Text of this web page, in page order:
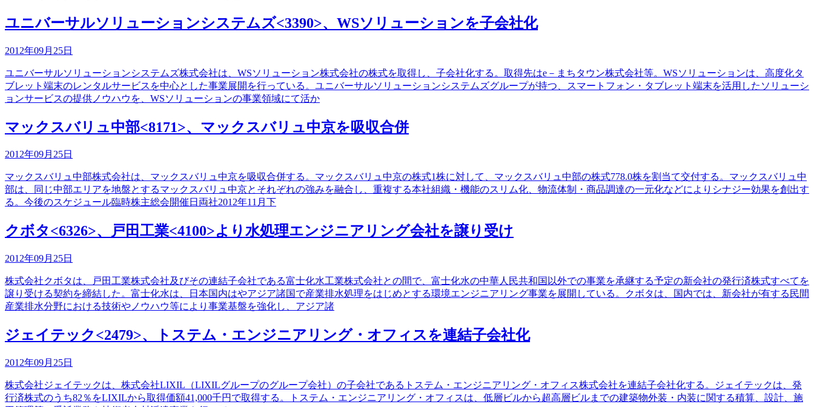
ユニバーサルソリューションシステムズ<3390>、WSソリューションを子会社化
2012年09月25日
ユニバーサルソリューションシステムズ株式会社は、WSソリューション株式会社の株式を取得し、子会社化する。取得先はe－まちタウン株式会社等。WSソリューションは、高度化タ
ブレット端末のレンタルサービスを中心とした事業展開を行っている。ユニバーサルソリューションシステムズグループが持つ、スマートフォン・タブレット端末を活用したソリューシ
ョンサービスの提供ノウハウを、WSソリューションの事業領域にて活か
マックスバリュ中部<8171>、マックスバリュ中京を吸収合併
2012年09月25日
マックスバリュ中部株式会社は、マックスバリュ中京を吸収合併する。マックスバリュ中京の株式1株に対して、マックスバリュ中部の株式778.0株を割当て交付する。マックスバリュ中
部は、同じ中部エリアを地盤とするマックスバリュ中京とそれぞれの強みを融合し、重複する本社組織・機能のスリム化、物流体制・商品調達の一元化などによりシナジー効果を創出す
る。今後のスケジュール臨時株主総会開催日両社2012年11月下
クボタ<6326>、戸田工業<4100>より水処理エンジニアリング会社を譲り受け
2012年09月25日
株式会社クボタは、戸田工業株式会社及びその連結子会社である富士化水工業株式会社との間で、富士化水の中華人民共和国以外での事業を承継する予定の新会社の発行済株式すべてを
譲り受ける契約を締結した。富士化水は、日本国内はやアジア諸国で産業排水処理をはじめとする環境エンジニアリング事業を展開している。クボタは、国内では、新会社が有する民間
産業排水分野における技術やノウハウ等により事業基盤を強化し、アジア諸
ジェイテック<2479>、トステム・エンジニアリング・オフィスを連結子会社化
2012年09月25日
株式会社ジェイテックは、株式会社LIXIL（LIXILグループのグループ会社）の子会社であるトステム・エンジニアリング・オフィス株式会社を連結子会社化する。ジェイテックは、発
行済株式のうち82％をLIXILから取得価額41,000千円で取得する。トステム・エンジニアリング・オフィスは、低層ビルから超高層ビルまでの建築物外装・内装に関する積算、設計、施